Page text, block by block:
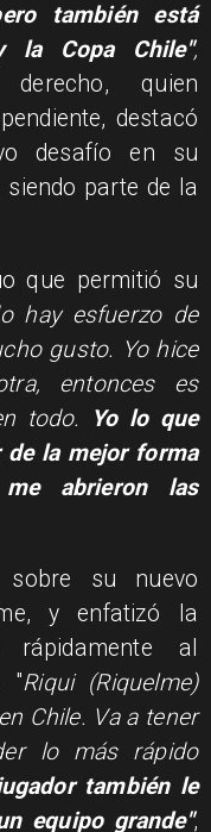
también está
la Copa Chile",
quien
destacó
desafío en su
parte de la
que permitió su
hay esfuerzo de
gusto. Yo hice
entonces es
todo.
Yo lo que
de la mejor forma
me abrieron las
sobre su nuevo
y enfatizó la
rápidamente al
"Riqui (Riquelme)
Chile. Va a tener
lo más rápido
también le
equipo grande",